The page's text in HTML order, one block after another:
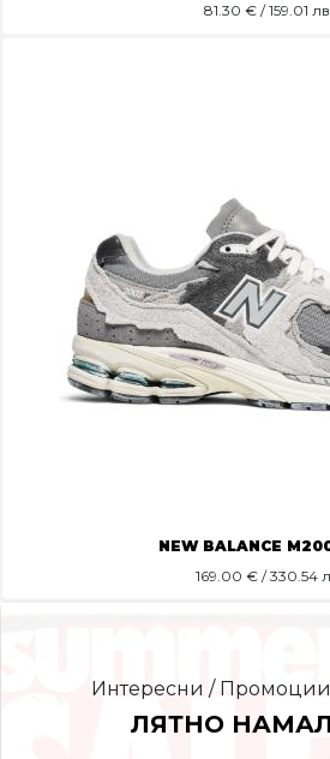
81.30 € / 159.01
NEW BALANCE
169.00 € / 330.54
Интересни /
ЛЯТНО